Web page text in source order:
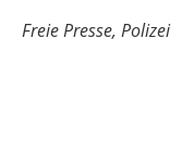
Freie Presse, Polizei